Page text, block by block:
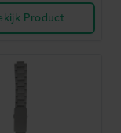
Product